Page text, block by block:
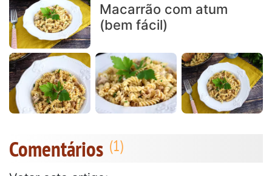
Macarrão com atum
(bem fácil)
Comentários